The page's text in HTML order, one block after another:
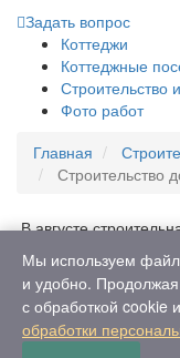
Задать вопрос
Коттеджи
Коттеджные
Строительство
Фото работ
Главная
Строительство
В августе
специальные
Подробности по
По вопросам
видам
электронную почту
Мы используем
и удобно.
с обработкой cookie
обработки